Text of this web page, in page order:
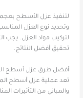
لتنفيذ عزل الأسطح
وتحديد نوع العزل
لتركيب مواد العزل. يجب
تحقيق أفضل النتائج.
أفضل طرق عزل أسطح
تعد عملية عزل أسطح
والمباني من التأثيرات